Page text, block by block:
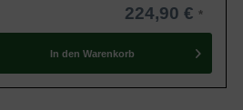
224,90 €
In den Warenkorb